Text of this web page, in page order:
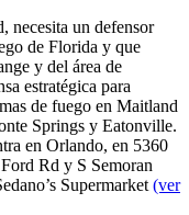
necesita un defensor
de Florida y que
y del área de
estratégica para
de fuego en Maitland
Springs y Eatonville.
en Orlando, en 5360
Rd y S Semoran
Supermarket (ver